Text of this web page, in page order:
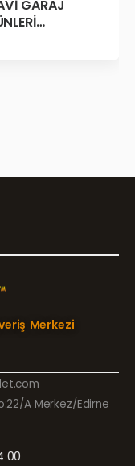
GARAJ
Merkezi
A Merkez/Edirne
00